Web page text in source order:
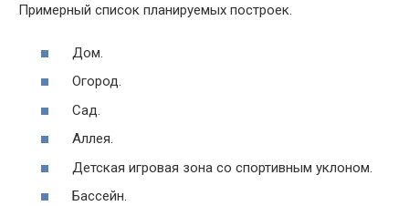
Примерный список планируемых построек.
Дом.
Огород.
Сад.
Аллея.
Детская игровая зона со спортивным уклоном.
Бассейн.